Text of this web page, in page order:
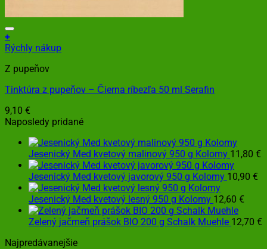
+
Rýchly nákup
Z pupeňov
Tinktúra z pupeňov – Čierna ríbezľa 50 ml Serafin
9,10 €
Naposledy pridané
Jesenický Med kvetový malinový 950 g Kolomy 11,80 €
Jesenický Med kvetový javorový 950 g Kolomy 10,90 €
Jesenický Med kvetový lesný 950 g Kolomy 12,60 €
Zelený jačmeň prášok BIO 200 g Schalk Muehle 12,70 €
Najpredávanejšie